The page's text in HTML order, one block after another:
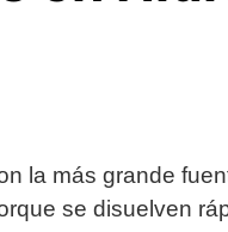
la más grande
se disuelven